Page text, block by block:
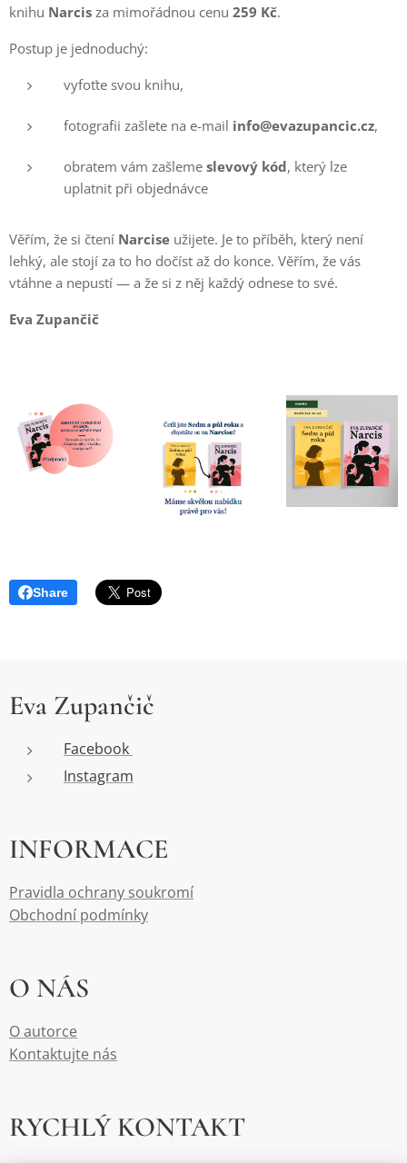
knihu Narcis za mimořádnou cenu 259 Kč.
Postup je jednoduchý:
vyfoťte svou knihu,
fotografii zašlete na e-mail info@evazupancic.cz,
obratem vám zašleme slevový kód, který lze
uplatnit při objednávce
Věřím, že si čtení Narcise užijete. Je to příběh, který není
lehký, ale stojí za to ho dočíst až do konce. Věřím, že vás
vtáhne a nepustí — a že si z něj každý odnese to své.
Eva Zupančič
Share
Eva Zupančič
Facebook
Instagram
INFORMACE
Pravidla ochrany soukromí
Obchodní podmínky
O NÁS
O autorce
Kontaktujte nás
RYCHLÝ KONTAKT